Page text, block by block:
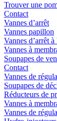
Trouver une
Contact
Vannes d’arrêt
Vannes papillon
Vannes d’arrêt
Vannes à
Soupapes de
Contact
Vannes de
Soupapes de
Réducteurs de
Vannes à
Vannes de